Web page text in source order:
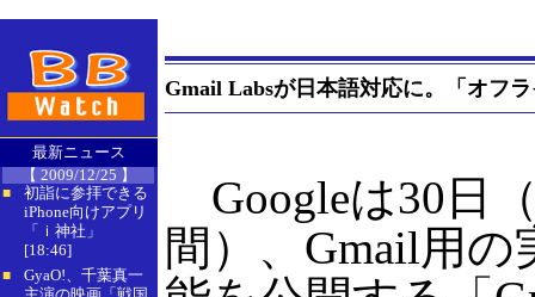
最新ニュース
【 2009/12/25 】
■
初詣に参拝できる
iPhone向けアプリ
「ｉ神社」
[18:46]
■
GyaO!、千葉真一
Gmail Labsが日本語対応に。「オフ
Googleは30日
間）、Gmail用の